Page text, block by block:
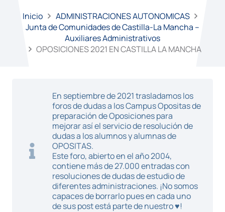
Inicio
ADMINISTRACIONES AUTONOMICAS
Junta de Comunidades de Castilla-La Mancha –
Auxiliares Administrativos
OPOSICIONES 2021 EN CASTILLA LA MANCHA
En septiembre de 2021 trasladamos los
foros de dudas a los Campus Opositas de
preparación de Oposiciones para
mejorar así el servicio de resolución de
dudas a los alumnos y alumnas de
OPOSITAS.
Este foro, abierto en el año 2004,
contiene más de 27.000 entradas con
resoluciones de dudas de estudio de
diferentes administraciones. ¡No somos
capaces de borrarlo pues en cada uno
de sus post está parte de nuestro ♥!